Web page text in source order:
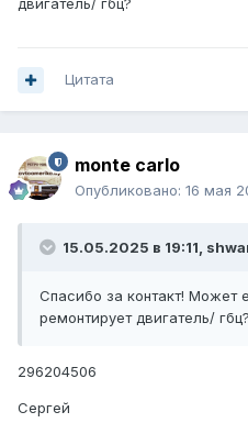
двигатель/ гбц?
Цитата
monte carlo
Опубликовано: 16 мая
15.05.2025 в 19:11,
Спасибо за контакт! Может
ремонтирует двигатель/ гбц?
296204506
Сергей